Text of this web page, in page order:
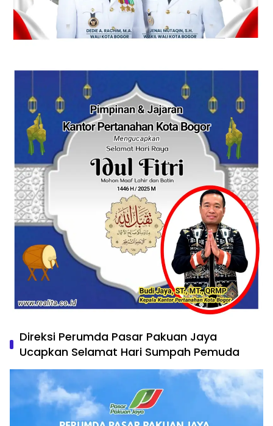
Direksi Perumda Pasar Pakuan Jaya
Ucapkan Selamat Hari Sumpah Pemuda